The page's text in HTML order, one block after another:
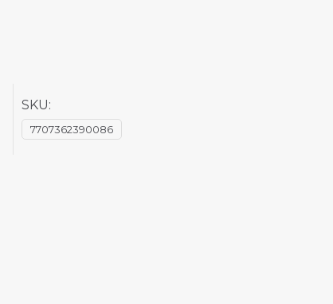
SKU:
7707362390086